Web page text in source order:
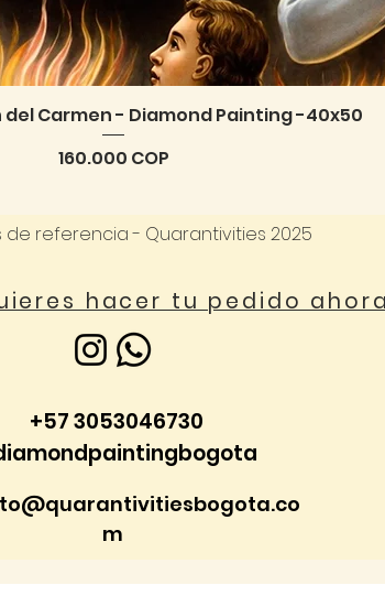
Vista rápida
del Carmen - Diamond Painting -40x50
Precio
160.000 COP
de referencia - Quarantivities 2025
hacer tu pedido
+57 3053046730
m